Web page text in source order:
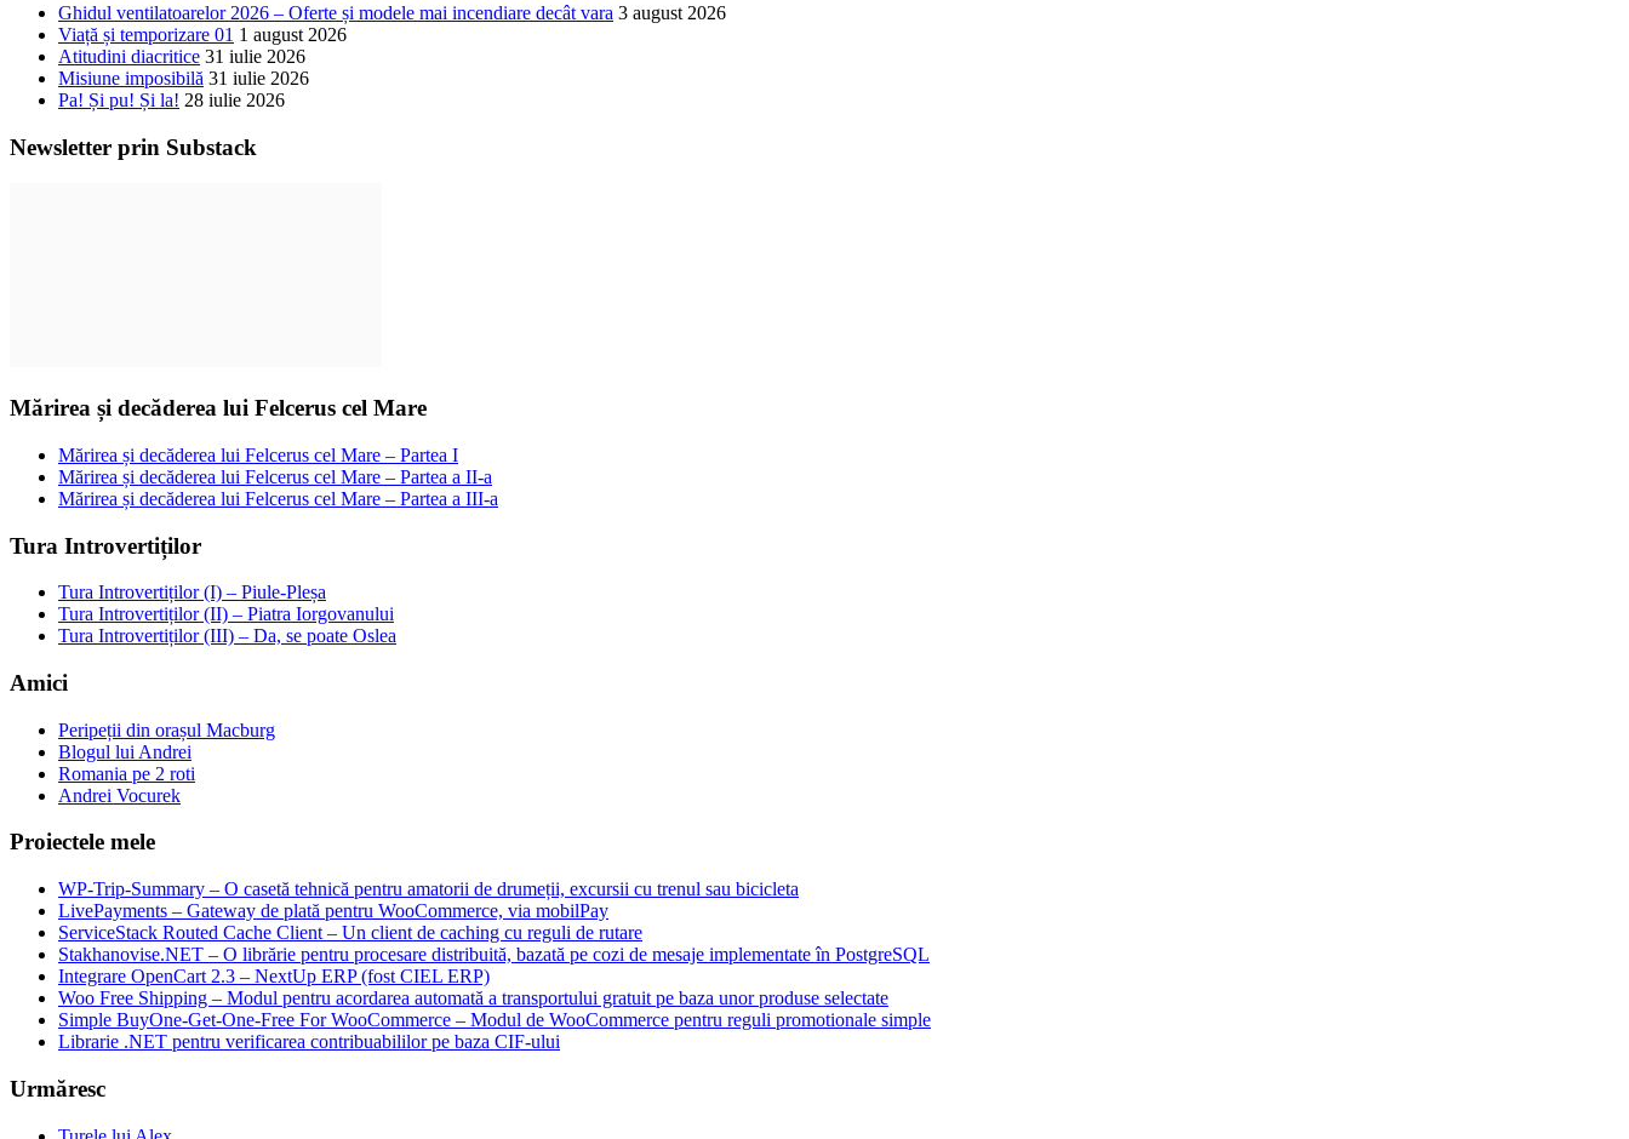
Ghidul ventilatoarelor 2026 – Oferte și modele mai incendiare decât vara 3 august 2026
Viață și temporizare 01 1 august 2026
Atitudini diacritice 31 iulie 2026
Misiune imposibilă 31 iulie 2026
Pa! Și pu! Și la! 28 iulie 2026
Newsletter prin Substack
Mărirea și decăderea lui Felcerus cel Mare
Mărirea și decăderea lui Felcerus cel Mare – Partea I
Mărirea și decăderea lui Felcerus cel Mare – Partea a II-a
Mărirea și decăderea lui Felcerus cel Mare – Partea a III-a
Tura Introvertiților
Tura Introvertiților (I) – Piule-Pleșa
Tura Introvertiților (II) – Piatra Iorgovanului
Tura Introvertiților (III) – Da, se poate Oslea
Amici
Peripeții din orașul Macburg
Blogul lui Andrei
Romania pe 2 roti
Andrei Vocurek
Proiectele mele
WP-Trip-Summary – O casetă tehnică pentru amatorii de drumeții, excursii cu trenul sau bicicleta
LivePayments – Gateway de plată pentru WooCommerce, via mobilPay
ServiceStack Routed Cache Client – Un client de caching cu reguli de rutare
Stakhanovise.NET – O librărie pentru procesare distribuită, bazată pe cozi de mesaje implementate în PostgreSQL
Integrare OpenCart 2.3 – NextUp ERP (fost CIEL ERP)
Woo Free Shipping – Modul pentru acordarea automată a transportului gratuit pe baza unor produse selectate
Simple BuyOne-Get-One-Free For WooCommerce – Modul de WooCommerce pentru reguli promotionale simple
Librarie .NET pentru verificarea contribuabililor pe baza CIF-ului
Urmăresc